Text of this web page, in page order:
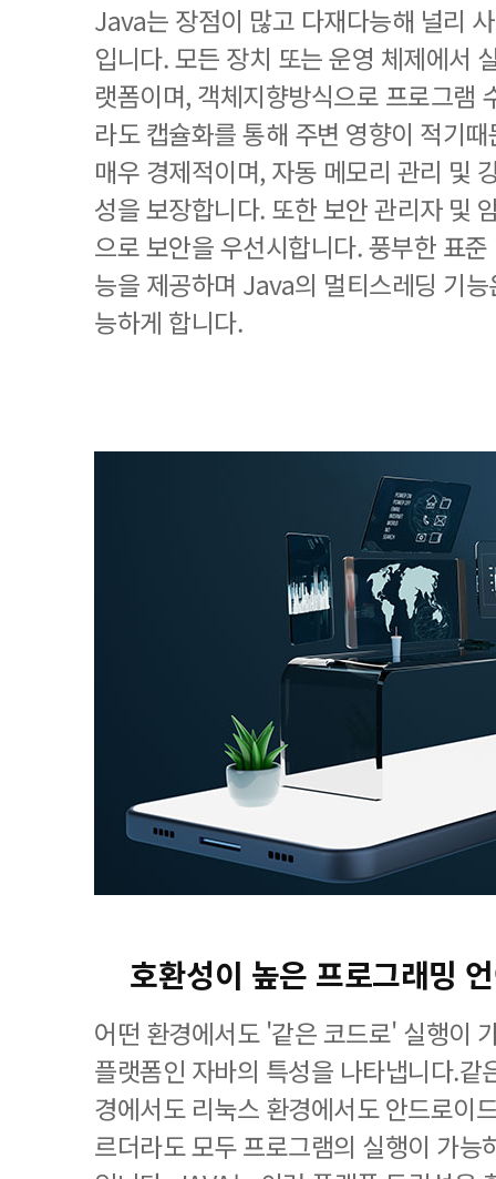
Java는 장점이 많고 다재다능해 널리
입니다. 모든 장치 또는 운영 체제에서
랫폼이며, 객체지향방식으로 프로그램
라도 캡슐화를 통해 주변 영향이 적기
매우 경제적이며, 자동 메모리 관리 및
성을 보장합니다. 또한 보안 관리자 및
으로 보안을 우선시합니다. 풍부한 표
능을 제공하며 Java의 멀티스레딩 기
능하게 합니다.
호환성이 높은 프로그래밍
어떤 환경에서도 '같은 코드로' 실행이
플랫폼인 자바의 특성을 나타냅니다.같
경에서도 리눅스 환경에서도 안드로이
르더라도 모두 프로그램의 실행이 가능